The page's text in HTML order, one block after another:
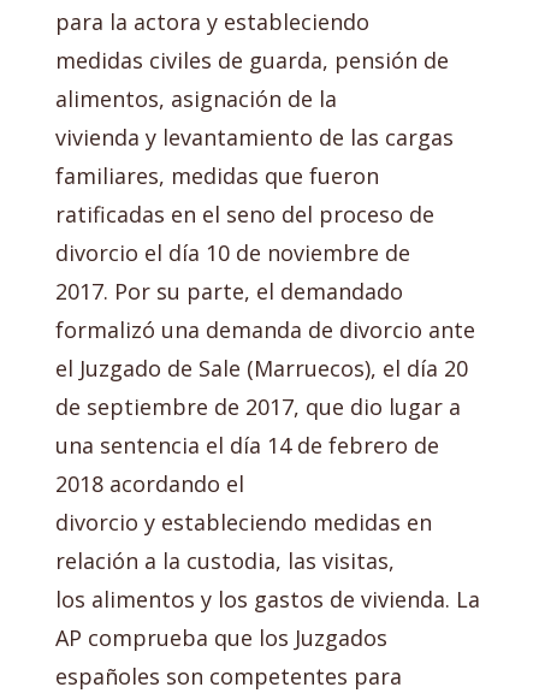
para la actora y estableciendo
medidas civiles de guarda, pensión de
alimentos, asignación de la
vivienda y levantamiento de las cargas
familiares, medidas que fueron
ratificadas en el seno del proceso de
divorcio el día 10 de noviembre de
2017. Por su parte, el demandado
formalizó una demanda de divorcio ante
el Juzgado de Sale (Marruecos), el día 20
de septiembre de 2017, que dio lugar a
una sentencia el día 14 de febrero de
2018 acordando el
divorcio y estableciendo medidas en
relación a la custodia, las visitas,
los alimentos y los gastos de vivienda. La
AP comprueba que los Juzgados
españoles son competentes para